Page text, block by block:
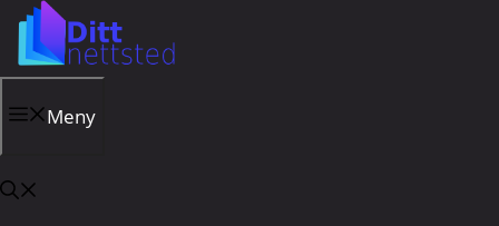
Hopp
innhold
Meny